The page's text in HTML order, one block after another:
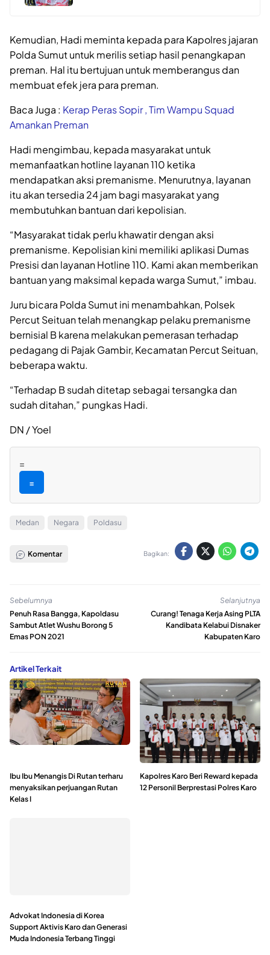
Kemudian, Hadi meminta kepada para Kapolres jajaran
Polda Sumut untuk merilis setiap hasil penangkapan
preman. Hal itu bertujuan untuk memberangus dan
membuat efek jera para preman.
Baca Juga : Kerap Peras Sopir , Tim Wampu Squad
Amankan Preman
Hadi mengimbau, kepada masyarakat untuk
memanfaatkan hotline layanan 110 ketika
mendapatkan aksi premanisme. Menurutnya, layanan
itu akan tersedia 24 jam bagi masyarakat yang
membutuhkan bantuan dari kepolisian.
“Masyarakat tidak perlu khawatir dengan aksi
premanisme. Kepolisian kini memiliki aplikasi Dumas
Presisi dan layanan Hotline 110. Kami akan memberikan
bantuan yang maksimal kepada warga Sumut,” imbau.
Juru bicara Polda Sumut ini menambahkan, Polsek
Percut Seituan telah menangkap pelaku premanisme
bernisial B karena melakukan pemerasan terhadap
pedagang di Pajak Gambir, Kecamatan Percut Seituan,
beberapa waktu.
“Terhadap B sudah ditetap sebagai tersangka dan
sudah ditahan,” pungkas Hadi.
DN / Yoel
=
=
Medan Negara Poldasu
Komentar Bagikan:
Sebelumnya
Penuh Rasa Bangga, Kapoldasu
Sambut Atlet Wushu Borong 5
Emas PON 2021
Selanjutnya
Curang! Tenaga Kerja Asing PLTA
Kandibata Kelabui Disnaker
Kabupaten Karo
Artikel Terkait
Ibu Ibu Menangis Di Rutan terharu
menyaksikan perjuangan Rutan
Kelas I
Kapolres Karo Beri Reward kepada
12 Personil Berprestasi Polres Karo
Advokat Indonesia di Korea
Support Aktivis Karo dan Generasi
Muda Indonesia Terbang Tinggi